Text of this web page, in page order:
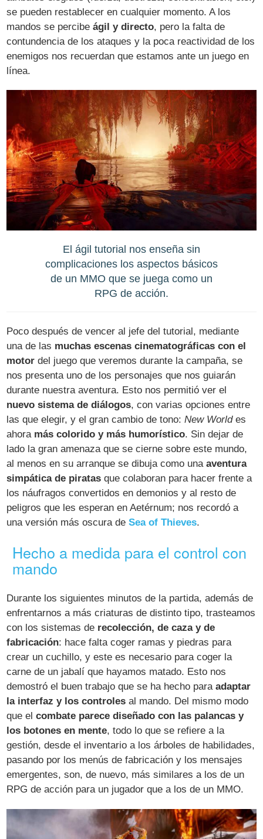
se pueden restablecer en cualquier momento. A los
mandos se percibeágil y directo, pero la falta de
contundencia de los ataques y la poca reactividad de los
enemigos nos recuerdan que estamos ante un juego en
línea.
El ágil tutorial nos enseña sin
complicaciones los aspectos básicos
de un MMO que se juega como un
RPG de acción.
Poco después de vencer al jefe del tutorial, mediante
una de las muchas escenas cinematográficas con el
motor del juego que veremos durante la campaña, se
nos presenta uno de los personajes que nos guiarán
durante nuestra aventura. Esto nos permitió ver el
nuevo sistema de diálogos, con varias opciones entre
las que elegir, y el gran cambio de tono:New Worldes
ahora más colorido y más humorístico. Sin dejar de
lado la gran amenaza que se cierne sobre este mundo,
al menos en su arranque se dibuja como unaaventura
simpática de piratas que colaboran para hacer frente a
los náufragos convertidos en demonios y al resto de
peligros que les esperan en Aetérnum; nos recordó a
una versión más oscura deSea of Thieves.
Hecho a medida para el control con
mando
Durante los siguientes minutos de la partida, además de
enfrentarnos a más criaturas de distinto tipo, trasteamos
con los sistemas de recolección, de caza y de
fabricación: hace falta coger ramas y piedras para
crear un cuchillo, y este es necesario para coger la
carne de un jabalí que hayamos matado. Esto nos
demostró el buen trabajo que se ha hecho paraadaptar
la interfaz y los controles al mando. Del mismo modo
que elcombate parece diseñado con las palancas y
los botones en mente, todo lo que se refiere a la
gestión, desde el inventario a los árboles de habilidades,
pasando por los menús de fabricación y los mensajes
emergentes, son, de nuevo, más similares a los de un
RPG de acción para un jugador que a los de un MMO.